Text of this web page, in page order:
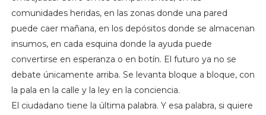
comunidades heridas, en las zonas donde una pared
puede caer mañana, en los depósitos donde se almacenan
insumos, en cada esquina donde la ayuda puede
convertirse en esperanza o en botín. El futuro ya no se
debate únicamente arriba. Se levanta bloque a bloque, con
la pala en la calle y la ley en la conciencia.
El ciudadano tiene la última palabra. Y esa palabra, si quiere